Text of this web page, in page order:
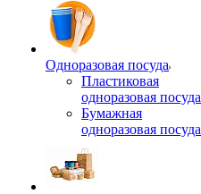
Одноразовая посуда
Пластиковая
одноразовая посуда
Бумажная
одноразовая посуда